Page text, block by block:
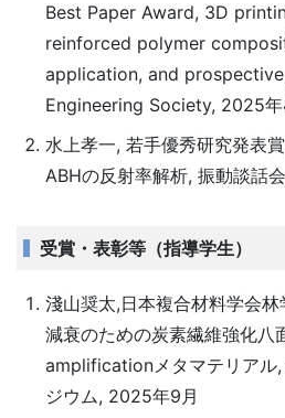
Best Paper Award, 3D
reinforced polymer
application, and
Engineering Society, 2025年
水上孝一, 若手優秀研究発表
ABHの反射率解析, 振動談話
受賞・表彰等（指導学生）
淺山奨太,日本複合材料学会
減衰のための炭素繊維強化八
amplificationメタマテリアル
ジウム, 2025年9月